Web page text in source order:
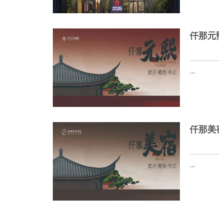
仟那元
…
仟那美
…